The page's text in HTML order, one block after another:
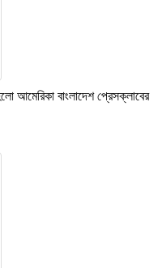
আমেরিকা বাংলাদেশ প্রেসক্লাবের